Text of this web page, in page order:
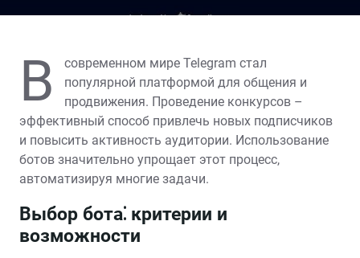
В
современном мире Telegram стал
популярной платформой для общения и
продвижения. Проведение конкурсов –
эффективный способ привлечь новых подписчиков
и повысить активность аудитории. Использование
ботов значительно упрощает этот процесс,
автоматизируя многие задачи.
Выбор бота⁚ критерии и
возможности